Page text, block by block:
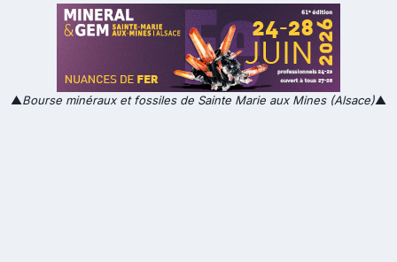
▲Bourse minéraux et fossiles de Sainte Marie aux Mines (Alsace)▲